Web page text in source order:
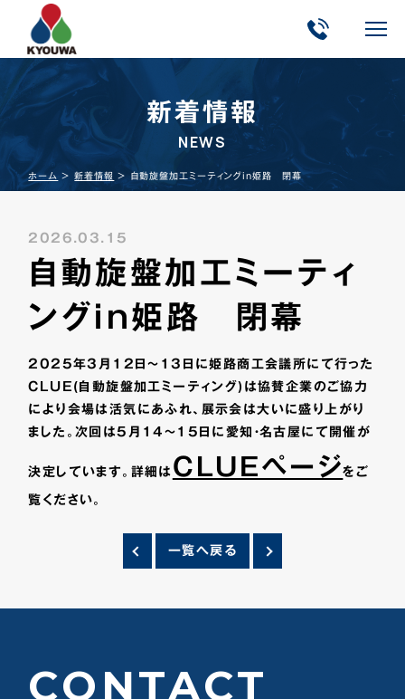
新着情報
NEWS
ホーム ＞新着情報 ＞ 自動旋盤加工ミーティングin姫路 閉幕
2026.03.15
自動旋盤加工ミーティ
ングin姫路 閉幕
2025年3月12日～13日に姫路商工会議所にて行った
CLUE(自動旋盤加工ミーティング)は協賛企業のご協力
により会場は活気にあふれ、展示会は大いに盛り上がり
ました。次回は5月14～15日に愛知・名古屋にて開催が
決定しています。詳細は CLUEページをご
覧ください。
一覧へ戻る
CONTACT